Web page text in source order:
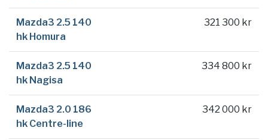
Mazda3 2.5 140
hk Homura
321 300 kr
Mazda3 2.5 140
hk Nagisa
334 800 kr
Mazda3 2.0 186
hk Centre-line
342 000 kr